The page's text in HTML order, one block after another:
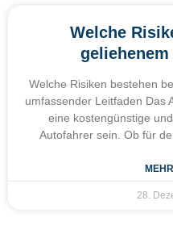
Welche
Welche Risiken bestehen
umfassender Leitfaden Das
eine kostengünstige
Autofahrer sein. Ob für
28.